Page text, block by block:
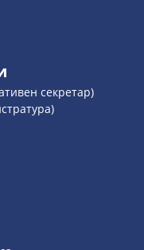
секретар)